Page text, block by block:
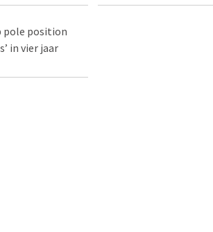
pole position
in vier jaar